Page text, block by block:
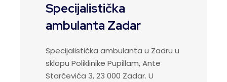
Specijalistička
ambulanta Zadar
Specijalistička ambulanta u Zadru u
sklopu Poliklinike Pupillam, Ante
Starčevića 3, 23 000 Zadar. U